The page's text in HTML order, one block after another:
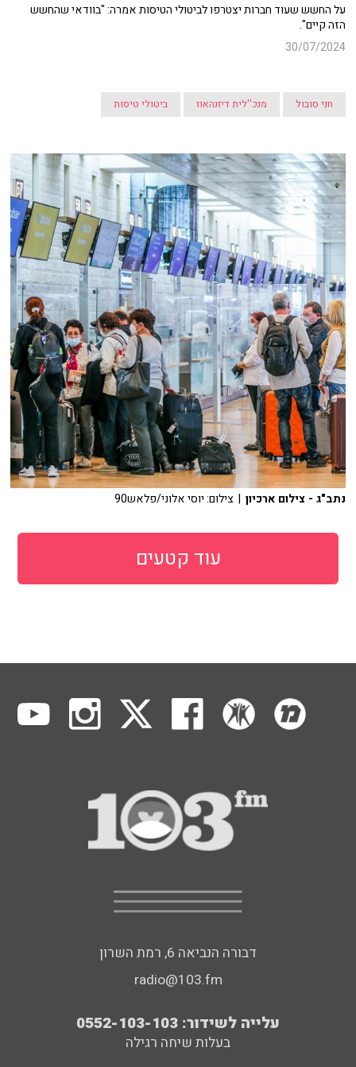
על החשש שעוד חברות יצטרפו לביטולי הטיסות אמרה: "בוודאי שהחשש
הזה קיים".
30/07/2024
חני סובול מנכ''לית דיזנהאוז ביטולי טיסות
נתב"ג - צילום ארכיון | צילום: יוסי אלוני/פלאש90
עוד קטעים
דבורה הנביאה 6, רמת השרון
radio@103.fm
עלייה לשידור: 0552-103-103
בעלות שיחה רגילה